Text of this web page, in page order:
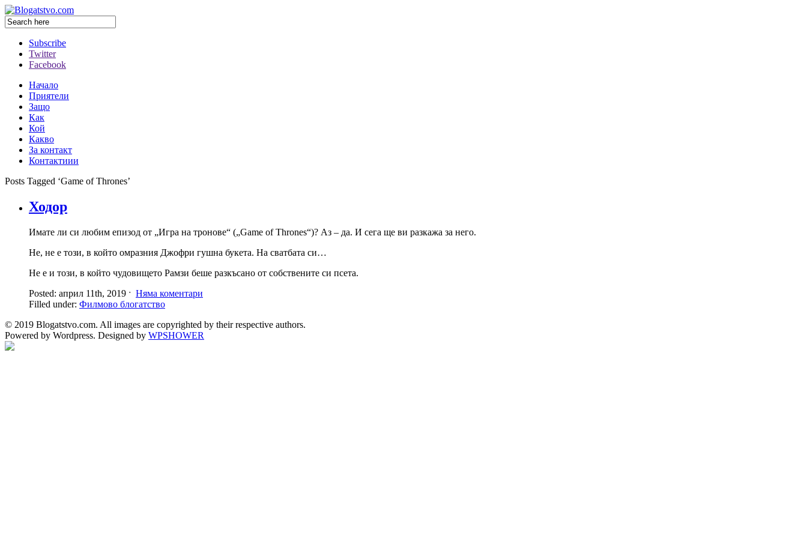
Subscribe
Twitter
Facebook
Начало
Приятели
Защо
Как
Кой
Какво
За контакт
Контактиии
Posts Tagged ‘Game of Thrones’
Ходор
Имате ли си любим епизод от „Игра на тронове“ („Game of Thrones“)? Аз – да. И сега ще ви разкажа за него.
Не, не е този, в който омразния Джофри гушна букета. На сватбата си…
Не е и този, в който чудовището Рамзи беше разкъсано от собствените си псета.
Posted: април 11th, 2019 ˑ Няма коментари
Filled under: Филмово блогатство
© 2019 Blogatstvo.com. All images are copyrighted by their respective authors.
Powered by Wordpress. Designed by WPSHOWER